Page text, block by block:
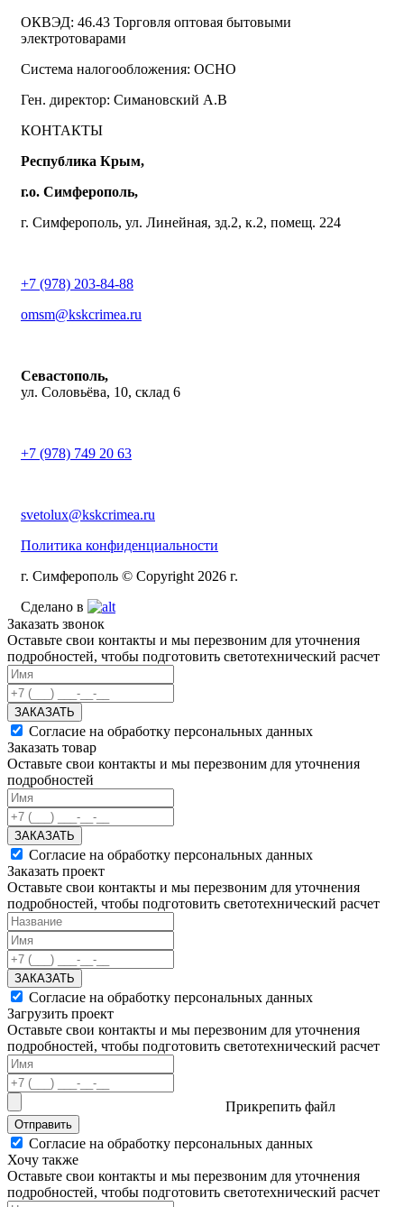
ОКВЭД: 46.43 Торговля оптовая бытовыми
электротоварами
Система налогообложения: ОСНО
Ген. директор: Симановский А.В
КОНТАКТЫ
Республика Крым,
г.о. Симферополь,
г. Симферополь, ул. Линейная, зд.2, к.2, помещ. 224
+7 (978) 203-84-88
omsm@kskcrimea.ru
Севастополь,
ул. Соловьёва, 10, склад 6
+7 (978) 749 20 63
svetolux@kskcrimea.ru
Политика конфиденциальности
г. Симферополь © Copyright 2026 г.
Сделано в
Заказать звонок
Оставьте свои контакты и мы перезвоним для уточнения
подробностей, чтобы подготовить светотехнический расчет
ЗАКАЗАТЬ
Согласие на обработку персональных данных
Заказать товар
Оставьте свои контакты и мы перезвоним для уточнения
подробностей
ЗАКАЗАТЬ
Согласие на обработку персональных данных
Заказать проект
Оставьте свои контакты и мы перезвоним для уточнения
подробностей, чтобы подготовить светотехнический расчет
ЗАКАЗАТЬ
Согласие на обработку персональных данных
Загрузить проект
Оставьте свои контакты и мы перезвоним для уточнения
подробностей, чтобы подготовить светотехнический расчет
Прикрепить файл
Отправить
Согласие на обработку персональных данных
Хочу также
Оставьте свои контакты и мы перезвоним для уточнения
подробностей, чтобы подготовить светотехнический расчет